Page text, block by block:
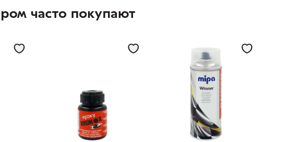
часто покупают